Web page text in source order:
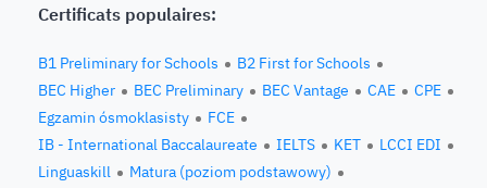
Certificats populaires:
B1 Preliminary for Schools
B2 First for Schools
BEC Higher
BEC Preliminary BEC Vantage CAE
CPE
Egzamin ósmoklasisty
FCE
IB - International Baccalaureate
IELTS KET
LCCI EDI
Linguaskill
Matura (poziom podstawowy)